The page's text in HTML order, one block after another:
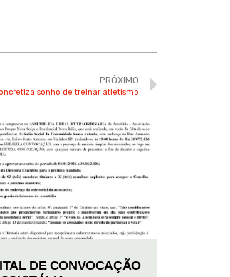
PRÓXIMO
sonho de treinar atletismo
DE CONVOCAÇÃO